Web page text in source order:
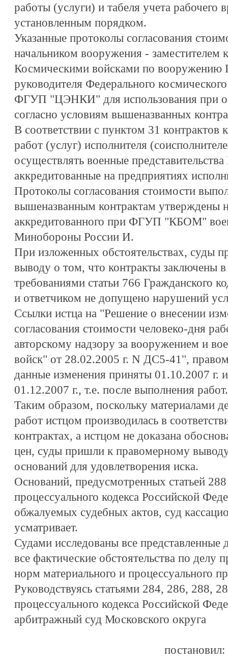
работы (услуги) и табеля учета рабочего
установленным порядком.
Указанные протоколы согласования
начальником вооружения - заместителем
Космическими войсками по вооружению
руководителя Федерального
ФГУП "ЦЭНКИ" для использования при
согласно условиям вышеназванных
В соответствии с пунктом 31 контрактов
работ (услуг) исполнителя
осуществлять военные
аккредитованные на предприятиях
Протоколы согласования стоимости
вышеназванным контрактам утверждены
аккредитованного при ФГУП "КБОМ"
Минобороны России И.
При изложенных обстоятельствах, суды
выводу о том, что контракты заключены в
требованиями статьи 766 Гражданского
и ответчиком не допущено нарушений
Ссылки истца на "Решение о внесении
согласования стоимости человеко-дня
авторскому надзору за вооружением и
войск" от 28.02.2005 г. N ДС5-41",
данные изменения приняты 01.10.2007 г.
01.12.2007 г., т.е. после выполнения работ.
Таким образом, поскольку материалами
работ истцом производилась в
контрактах, а истцом не доказана
цен, суды пришли к правомерному
оснований для удовлетворения иска.
Оснований, предусмотренных статьей
процессуального кодекса Российской
обжалуемых судебных актов, суд
усматривает.
Судами исследованы все представленные
все фактические обстоятельства по делу
норм материального и процессуального
Руководствуясь статьями 284, 286, 288,
процессуального кодекса Российской
арбитражный суд Московского округа
постановил: